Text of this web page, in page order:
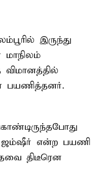
இருந்து
மாநிலம்
விமானத்தில்
பயணித்தனர்.
ஜம்ஷீர் என்ற பயணி
திடீரென